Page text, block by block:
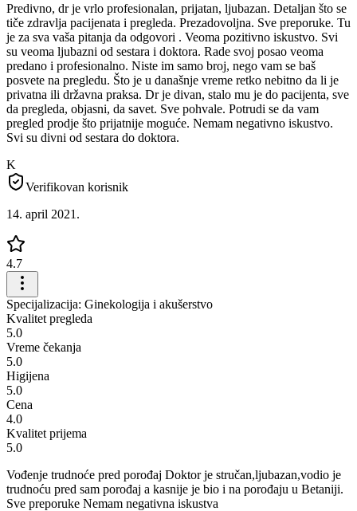
Predivno, dr je vrlo profesionalan, prijatan, ljubazan. Detaljan što se
tiče zdravlja pacijenata i pregleda. Prezadovoljna. Sve preporuke. Tu
je za sva vaša pitanja da odgovori . Veoma pozitivno iskustvo. Svi
su veoma ljubazni od sestara i doktora. Rade svoj posao veoma
predano i profesionalno. Niste im samo broj, nego vam se baš
posvete na pregledu. Što je u današnje vreme retko nebitno da li je
privatna ili državna praksa. Dr je divan, stalo mu je do pacijenta, sve
da pregleda, objasni, da savet. Sve pohvale. Potrudi se da vam
pregled prodje što prijatnije moguće. Nemam negativno iskustvo.
Svi su divni od sestara do doktora.
K
Verifikovan korisnik
14. april 2021.
4.7
Specijalizacija: Ginekologija i akušerstvo
Kvalitet pregleda
5.0
Vreme čekanja
5.0
Higijena
5.0
Cena
4.0
Kvalitet prijema
5.0
Vođenje trudnoće pred porođaj Doktor je stručan,ljubazan,vodio je
trudnoću pred sam porođaj a kasnije je bio i na porođaju u Betaniji.
Sve preporuke Nemam negativna iskustva